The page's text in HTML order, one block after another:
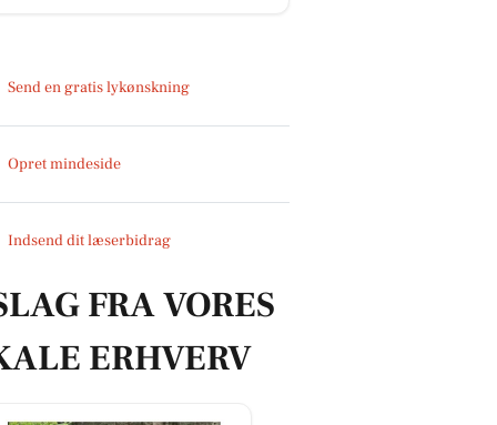
Send en gratis lykønskning
Opret mindeside
Indsend dit læserbidrag
FRA VORES
ERHVERV